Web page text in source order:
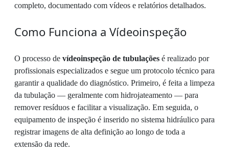
completo, documentado com vídeos e relatórios detalhados.
Como Funciona a Vídeoinspeção
O processo de vídeoinspeção de tubulações é realizado por
profissionais especializados e segue um protocolo técnico para
garantir a qualidade do diagnóstico. Primeiro, é feita a limpeza
da tubulação — geralmente com hidrojateamento — para
remover resíduos e facilitar a visualização. Em seguida, o
equipamento de inspeção é inserido no sistema hidráulico para
registrar imagens de alta definição ao longo de toda a
extensão da rede.